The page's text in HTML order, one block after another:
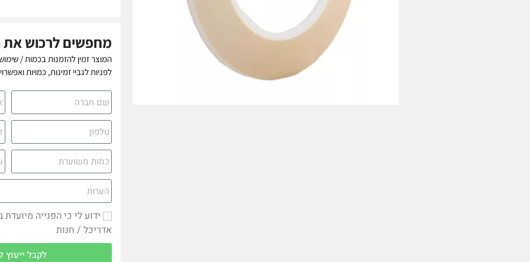
מחפשים לרכוש את
המוצר זמין להזמנות בכמות /
לפניות לגביי זמינות, כמויות
ידוע לי כי הפנייה
אדריכל / חנות
לקבל ייעוץ